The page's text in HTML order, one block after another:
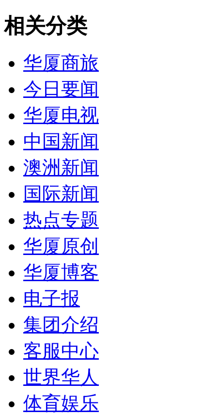
相关分类
华厦商旅
今日要闻
华厦电视
中国新闻
澳洲新闻
国际新闻
热点专题
华厦原创
华厦博客
电子报
集团介绍
客服中心
世界华人
体育娱乐